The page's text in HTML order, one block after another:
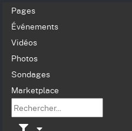
Pages
Événements
Vidéos
Photos
Sondages
Marketplace